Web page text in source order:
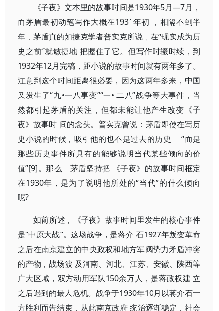
《子夜》文本里的故事时间是1930年5月—7月，
而茅盾最初动笔写作大概在1931年初 ，相隔不到半
年，茅盾真的如捷克学者普实克所说，在“现实成为历
史之前”就敏捷地 把握住了它。但写作时辍时续，到
1932年12月完稿，距小说的故事时间就有两年多了。
注意到这个时间距离很必要，因为这两年多来，中国
又发生了“九•一八事变”“一• 二八”战争等大事件，当
然都引起茅盾的关注，但都未能让他产生改变《子
夜》故事时 间的念头。普实克曾说：茅盾即使在写历
史小说的时候，吸引他的也不是过去的历史， “而是
那些历史事件所具有的能够说明当代某些倾向的价
值”[9]。那么，茅盾坚持把 《子夜》的故事时间框定
在1930年，是为了说明他所处的“当代”的什么倾向
呢?
如前所述，《子夜》故事时间里发生的核心事件
是“中原大战”。这场战争，是蒋介 石1927年叛变革命
之后在南京建立的中央政权和地方军阀势力矛盾冲突
的产物，战场波 及河南、河北、江苏、安徽、陕西等
广大区域，双方动用军队150余万人，是蒋政权建 立
之后遇到的最大危机。战争于1930年10月以蒋介石一
方胜利而告结束，从此南京政府 统治逐渐稳定，社会